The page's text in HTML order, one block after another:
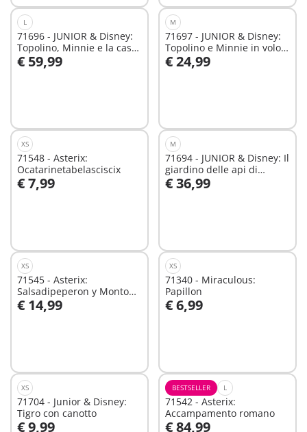
L
71696 - JUNIOR & Disney:
Topolino, Minnie e la casa
tra le nuvole
€ 59,99
Aggiungi al carrello
M
71697 - JUNIOR & Disney:
Topolino e Minnie in volo
tra le nuvole
€ 24,99
Aggiungi al carrello
XS
71548 - Asterix:
Ocatarinetabelasciscix
€ 7,99
Aggiungi al carrello
M
71694 - JUNIOR & Disney: Il
giardino delle api di
Winnie e Tigro
€ 36,99
Aggiungi al carrello
XS
71545 - Asterix:
Salsadipeperon y Monton
e Pepe
€ 14,99
Aggiungi al carrello
XS
71340 - Miraculous:
Papillon
€ 6,99
Aggiungi al carrello
XS
71704 - Junior & Disney:
Tigro con canotto
€ 9,99
BESTSELLER L
71542 - Asterix:
Accampamento romano
€ 84,99